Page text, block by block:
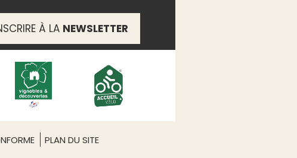
À LA NEWSLETTER
PLAN DU SITE